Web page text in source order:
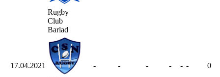
Rugby
Club
Barlad
17.04.2021
- - - - - - 0